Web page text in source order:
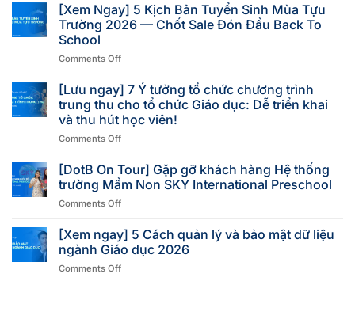
[Xem Ngay] 5 Kịch Bản Tuyển Sinh Mùa Tựu
Trường 2026 — Chốt Sale Đón Đầu Back To
School
Comments Off
[Lưu ngay] 7 Ý tưởng tổ chức chương trình
trung thu cho tổ chức Giáo dục: Dễ triển khai
và thu hút học viên!
Comments Off
[DotB On Tour] Gặp gỡ khách hàng Hệ thống
trường Mầm Non SKY International Preschool
Comments Off
[Xem ngay] 5 Cách quản lý và bảo mật dữ liệu
ngành Giáo dục 2026
Comments Off